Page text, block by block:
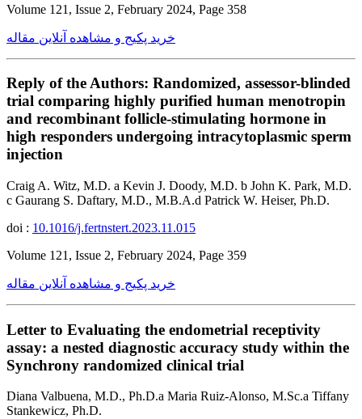
Volume 121, Issue 2, February 2024, Page 358
خرید پکیج و مشاهده آنلاین مقاله
Reply of the Authors: Randomized, assessor-blinded
trial comparing highly purified human menotropin
and recombinant follicle-stimulating hormone in
high responders undergoing intracytoplasmic sperm
injection
Craig A. Witz, M.D. a Kevin J. Doody, M.D. b John K. Park, M.D.
c Gaurang S. Daftary, M.D., M.B.A.d Patrick W. Heiser, Ph.D.
doi : 10.1016/j.fertnstert.2023.11.015
Volume 121, Issue 2, February 2024, Page 359
خرید پکیج و مشاهده آنلاین مقاله
Letter to Evaluating the endometrial receptivity
assay: a nested diagnostic accuracy study within the
Synchrony randomized clinical trial
Diana Valbuena, M.D., Ph.D.a Maria Ruiz-Alonso, M.Sc.a Tiffany
Stankewicz, Ph.D.